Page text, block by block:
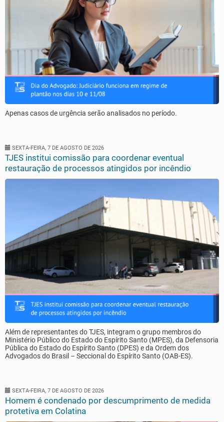
Apenas casos de urgência serão analisados no período.
SEXTA-FEIRA, 7 DE AGOSTO DE 2026
TJES institui comissão para coordenar eventual
restauração de processos atingidos por incêndio
Além de representantes do TJES, integram o grupo membros do
Ministério Público do Estado do Espírito Santo (MPES), da Defensoria
Pública do Estado do Espírito Santo (DPES) e da Ordem dos
Advogados do Brasil – Seccional do Espírito Santo (OAB-ES).
SEXTA-FEIRA, 7 DE AGOSTO DE 2026
Homem é condenado por descumprimento de medida
protetiva em Colatina